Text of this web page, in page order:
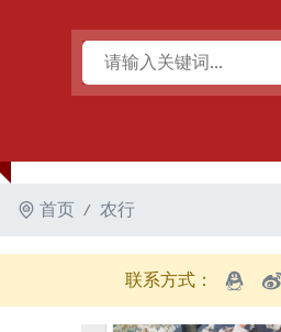
首页 农行
联系方式：